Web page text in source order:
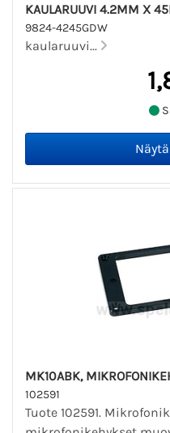
KAULARUUVI 4.2MM X
9824-4245GDW
kaularuuvi...
MK10ABK,
102591
Tuote 102591.